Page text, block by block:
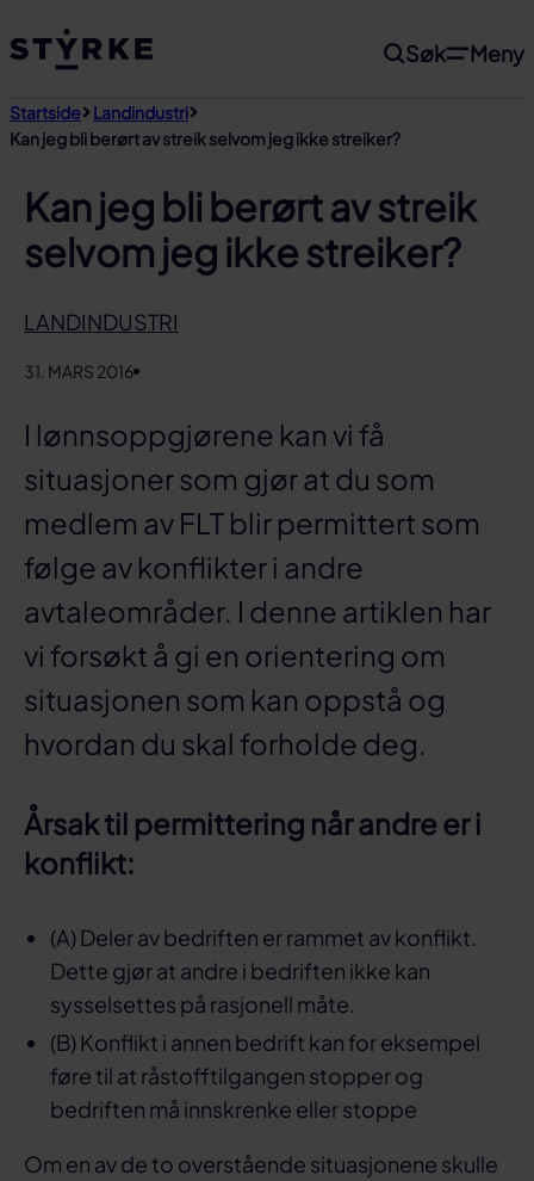
til
Søk Meny
Startside
Landindustri
Kan jeg bli berørt av streik selvom jeg ikke streiker?
Kan jeg bli berørt av streik
selvom jeg ikke streiker?
LANDINDUSTRI
31. MARS 2016
I lønnsoppgjørene kan vi få
situasjoner som gjør at du som
medlem av FLT blir permittert som
følge av konflikter i andre
avtaleområder. I denne artiklen har
vi forsøkt å gi en orientering om
situasjonen som kan oppstå og
hvordan du skal forholde deg.
Årsak til permittering når andre er i
konflikt:
(A) Deler av bedriften er rammet av konflikt.
Dette gjør at andre i bedriften ikke kan
sysselsettes på rasjonell måte.
(B) Konflikt i annen bedrift kan for eksempel
føre til at råstofftilgangen stopper og
bedriften må innskrenke eller stoppe
Om en av de to overstående situasjonene skulle